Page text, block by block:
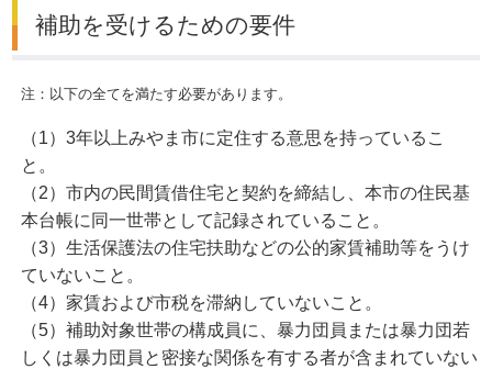
補助を受けるための要件
注：以下の全てを満たす必要があります。
（1）3年以上みやま市に定住する意思を持っているこ
と。
（2）市内の民間賃借住宅と契約を締結し、本市の住民基
本台帳に同一世帯として記録されていること。
（3）生活保護法の住宅扶助などの公的家賃補助等をうけ
ていないこと。
（4）家賃および市税を滞納していないこと。
（5）補助対象世帯の構成員に、暴力団員または暴力団若
しくは暴力団員と密接な関係を有する者が含まれていない